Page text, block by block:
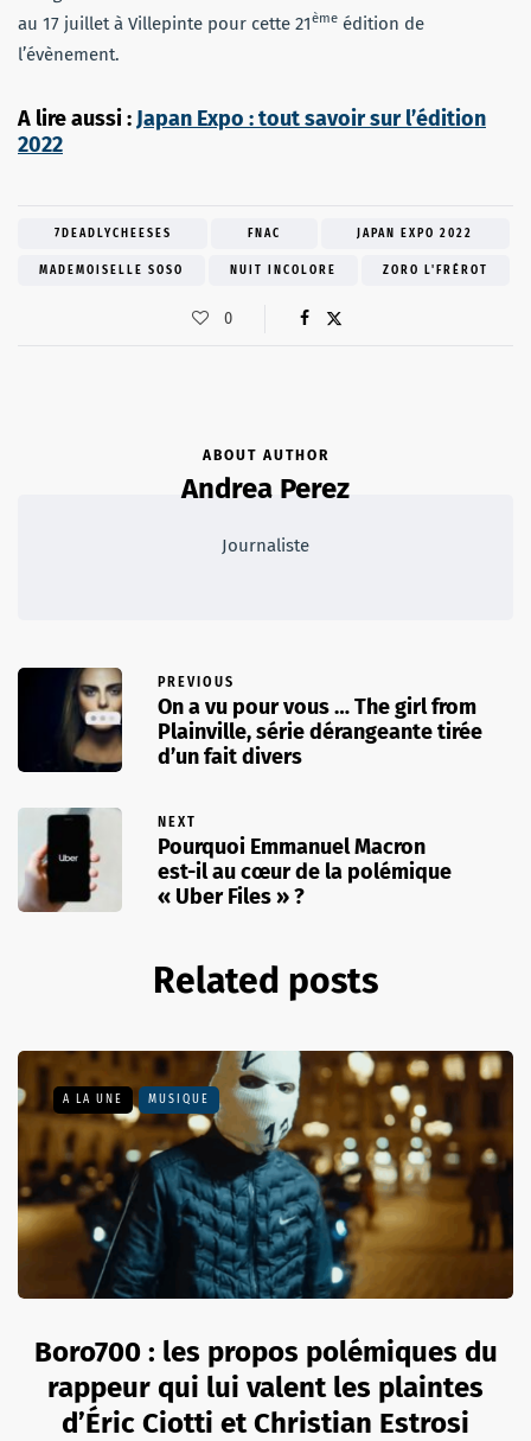
au 17 juillet à Villepinte pour cette 21ème édition de
l’évènement.
A lire aussi : Japan Expo : tout savoir sur l’édition
2022
7DEADLYCHEESES FNAC JAPAN EXPO 2022
MADEMOISELLE SOSO NUIT INCOLORE ZORO L'FRÉROT
0
ABOUT AUTHOR
Andrea Perez
Journaliste
PREVIOUS
On a vu pour vous … The girl from
Plainville, série dérangeante tirée
d’un fait divers
NEXT
Pourquoi Emmanuel Macron
est-il au cœur de la polémique
« Uber Files » ?
Related posts
A LA UNE MUSIQUE
Boro700 : les propos polémiques du
rappeur qui lui valent les plaintes
d’Éric Ciotti et Christian Estrosi